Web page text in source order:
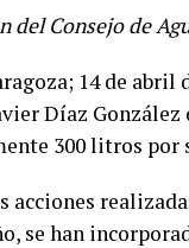
del Consejo de
14 de abril
Díaz González
300 litros por
acciones
se han